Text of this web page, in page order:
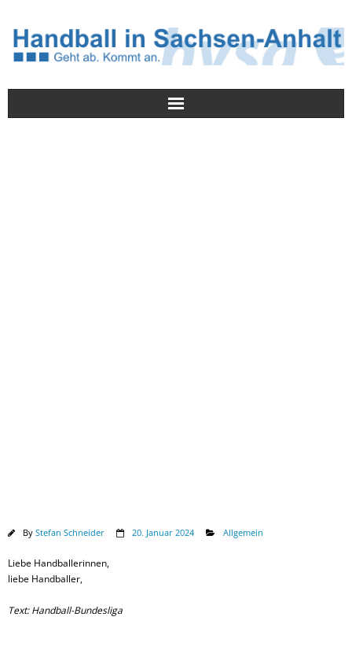
By Stefan Schneider 20. Januar 2024 Allgemein
Liebe Handballerinnen,
liebe Handballer,
Text: Handball-Bundesliga